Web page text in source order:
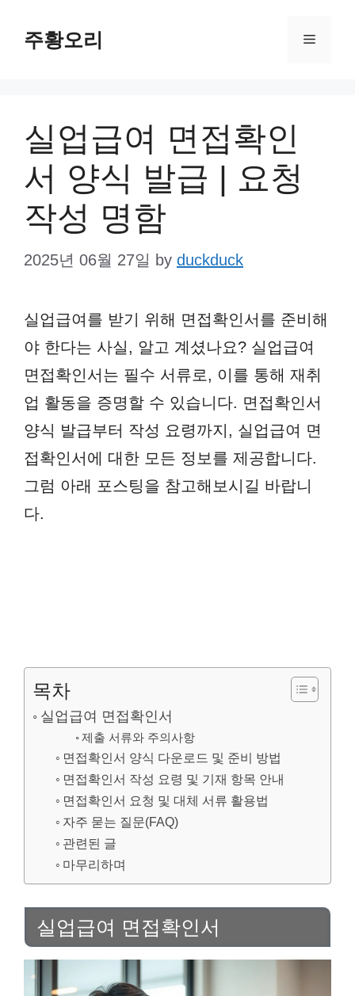
주황오리 Menu
실업급여 면접확인
서 양식 발급 | 요청
작성 명함
2025년 06월 27일 by duckduck
실업급여를 받기 위해 면접확인서를 준비해
야 한다는 사실, 알고 계셨나요? 실업급여
면접확인서는 필수 서류로, 이를 통해 재취
업 활동을 증명할 수 있습니다. 면접확인서
양식 발급부터 작성 요령까지, 실업급여 면
접확인서에 대한 모든 정보를 제공합니다.
그럼 아래 포스팅을 참고해보시길 바랍니
다.
목차
실업급여 면접확인서
제출 서류와 주의사항
면접확인서 양식 다운로드 및 준비 방법
면접확인서 작성 요령 및 기재 항목 안내
면접확인서 요청 및 대체 서류 활용법
자주 묻는 질문(FAQ)
관련된 글
마무리하며
실업급여 면접확인서